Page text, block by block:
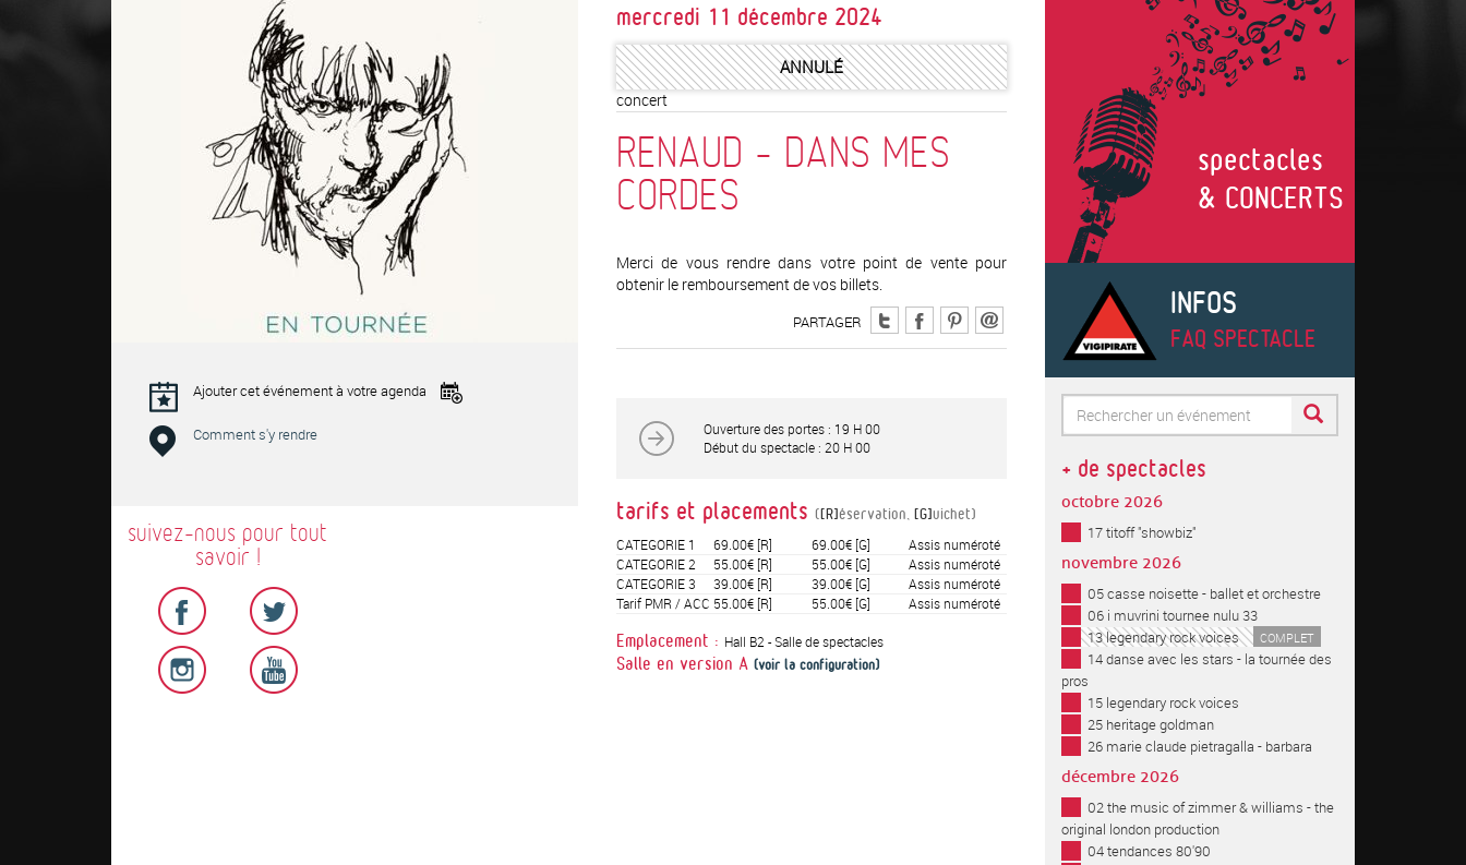
mercredi 11 décembre 2024
ANNULÉ
concert
RENAUD - DANS MES
CORDES
Merci de vous rendre dans votre point de vente pour
obtenir le remboursement de vos billets.
PARTAGER
Ouverture des portes : 19 H 00
Début du spectacle : 20 H 00
tarifs et placements ( [R]éservation, [G]uichet)
CATEGORIE 1 69.00€ [R] 69.00€[G]
Assis numéroté
CATEGORIE 2
55.00€ [R] 55.00€[G]
Assis numéroté
CATEGORIE 3
39.00€ [R] 39.00€[G]
Assis numéroté
Tarif PMR / ACC 55.00€ [R] 55.00€[G] Assis numéroté
Emplacement : Hall B2 - Salle de spectacles
Salle en version A (voir la configuration)
Ajouter cet événement à votre agenda
Comment s'y rendre
suivez-nous pour tout
savoir !
spectacles
& CONCERTS
INFOS
FAQ SPECTACLE
Formulaire
de
recherche
+ de spectacles
octobre 2026
17 titoff "showbiz"
novembre 2026
05 casse noisette - ballet et orchestre
06 i muvrini tournee nulu 33
13 legendary rock voices
COMPLET
14 danse avec les stars - la tournée des
pros
15 legendary rock voices
25 heritage goldman
26 marie claude pietragalla - barbara
décembre 2026
02 the music of zimmer & williams - the
original london production
04 tendances 80'90